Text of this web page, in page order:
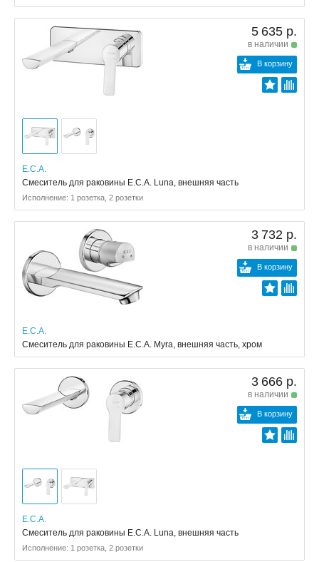
5 635 р.
в наличии
В корзину
E.C.A.
Смеситель для раковины E.C.A. Luna, внешняя часть
Исполнение: 1 розетка, 2 розетки
3 732 р.
в наличии
В корзину
E.C.A.
Смеситель для раковины E.C.A. Myra, внешняя часть, хром
3 666 р.
в наличии
В корзину
E.C.A.
Смеситель для раковины E.C.A. Luna, внешняя часть
Исполнение: 1 розетка, 2 розетки